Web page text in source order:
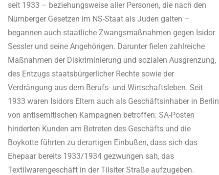
seit 1933 – beziehungsweise aller Personen, die nach den
Nürnberger Gesetzen im NS-Staat als Juden galten –
begannen auch staatliche Zwangsmaßnahmen gegen Isidor
Sessler und seine Angehörigen. Darunter fielen zahlreiche
Maßnahmen der Diskriminierung und sozialen Ausgrenzung,
des Entzugs staatsbürgerlicher Rechte sowie der
Verdrängung aus dem Berufs- und Wirtschaftsleben. Seit
1933 waren Isidors Eltern auch als Geschäftsinhaber in Berlin
von antisemitischen Kampagnen betroffen: SA-Posten
hinderten Kunden am Betreten des Geschäfts und die
Boykotte führten zu derartigen Einbußen, dass sich das
Ehepaar bereits 1933/1934 gezwungen sah, das
Textilwarengeschäft in der Tilsiter Straße aufzugeben.